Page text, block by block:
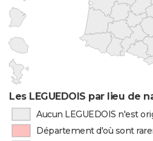
Les LEGUEDOIS par lieu de
Aucun LEGUEDOIS n'est
Département d'où sont